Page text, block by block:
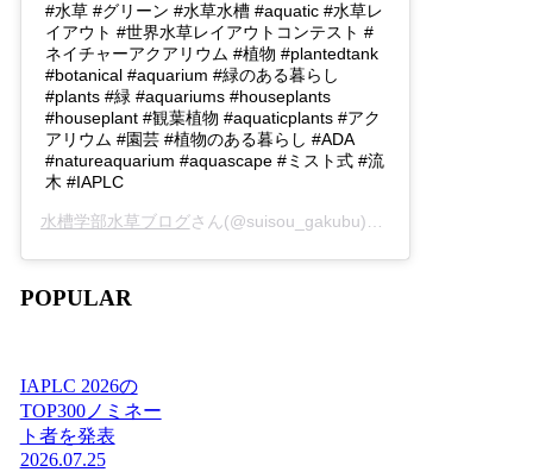
#水草 #グリーン #水草水槽 #aquatic #水草レ
イアウト #世界水草レイアウトコンテスト #
ネイチャーアクアリウム #植物 #plantedtank
#botanical #aquarium #緑のある暮らし
#plants #緑 #aquariums #houseplants
#houseplant #観葉植物 #aquaticplants #アク
アリウム #園芸 #植物のある暮らし #ADA
#natureaquarium #aquascape #ミスト式 #流
木 #IAPLC
水槽学部水草ブログさん(@suisou_gakubu)がシェアした投稿 -
POPULAR
IAPLC 2026の
TOP300ノミネー
ト者を発表
2026.07.25